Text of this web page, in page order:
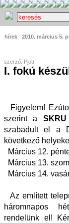
hírek 2010. március 5.
szerző: Pjotr
I. fokú
Figyelem!
szerint a SKRU
szabadult el a
következő
Március 12.
Március 13.
Március 14.
Az említett
háromnapos
rendelünk el!